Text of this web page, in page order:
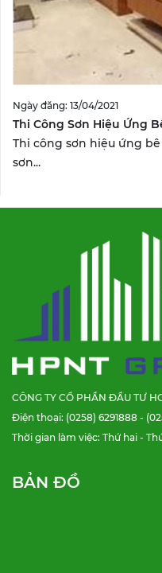
Ngày đăng: 13/04/2021
Thi Công Sơn Hiệu Ứng
Thi công sơn hiệu ứng
sơn...
CÔNG TY CỔ PHẦN ĐẦU TƯ
Điện thoại: (0258) 6291888 -
Thời gian làm việc: Thứ hai -
BẢN ĐỒ